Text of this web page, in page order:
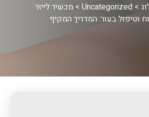
>
Uncategorized
> מכשיר לייזר
וטיפול בעור: המדריך המקיף